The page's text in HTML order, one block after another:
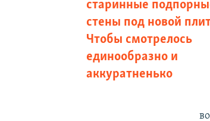
старинные
стены под новой
Чтобы смотрелось
единообразно и
аккуратненько